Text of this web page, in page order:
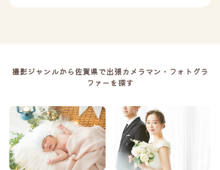
撮影ジャンルから佐賀県で出張カメラマン・フォトグラ
ファーを探す